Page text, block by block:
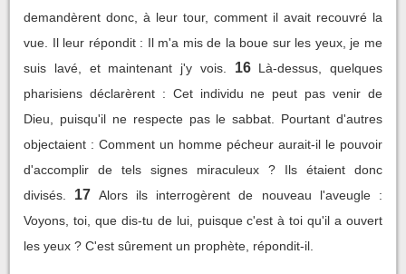
demandèrent donc, à leur tour, comment il avait recouvré la
vue. Il leur répondit : Il m'a mis de la boue sur les yeux, je me
suis lavé, et maintenant j'y vois.
16 Là-dessus, quelques
pharisiens déclarèrent : Cet individu ne peut pas venir de
Dieu, puisqu'il ne respecte pas le sabbat. Pourtant d'autres
objectaient : Comment un homme pécheur aurait-il le pouvoir
d'accomplir de tels signes miraculeux ? Ils étaient donc
divisés.
17 Alors ils interrogèrent de nouveau l'aveugle :
Voyons, toi, que dis-tu de lui, puisque c'est à toi qu'il a ouvert
les yeux ? C'est sûrement un prophète, répondit-il.